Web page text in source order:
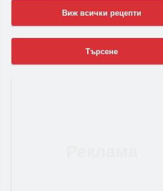
Виж всички рецепти
Търсене